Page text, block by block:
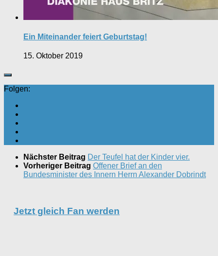
Ein Miteinander feiert Geburtstag!
15. Oktober 2019
Folgen:
Nächster Beitrag Der Teufel hat der Kinder vier.
Vorheriger Beitrag Offener Brief an den
Bundesminister des Innern Herrn Alexander Dobrindt
Jetzt gleich Fan werden